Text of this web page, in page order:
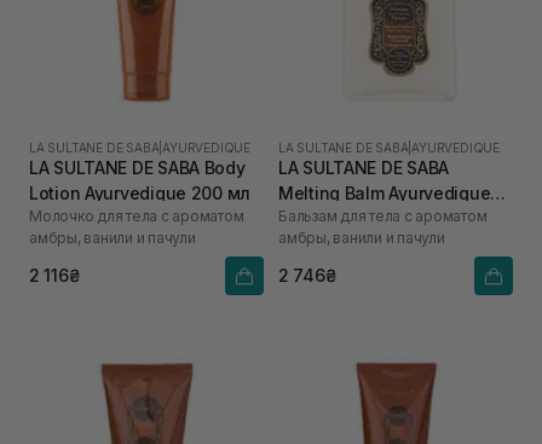
LA SULTANE DE SABA AYURVEDIQUE
LA SULTANE DE SABA Body
Lotion Ayurvedique 200 мл
Молочко для тела с ароматом
амбры, ванили и пачули
2 116₴
LA SULTANE DE SABA AYURVEDIQUE
LA SULTANE DE SABA
Melting Balm Ayurvedique
300 мл
Бальзам для тела с ароматом
амбры, ванили и пачули
2 746₴